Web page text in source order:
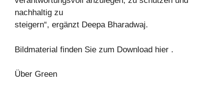
nachhaltig zu
steigern“, ergänzt Deepa Bharadwaj.
Bildmaterial finden Sie zum Download hier .
Über Green